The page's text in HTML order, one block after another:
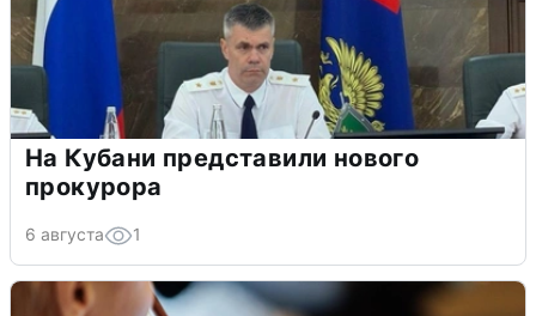
На Кубани представили нового
прокурора
6 августа 1